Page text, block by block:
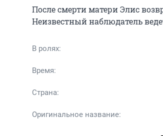
После смерти матери Элис
Неизвестный наблюдатель
В ролях:
Время:
Страна:
Оригинальное название: